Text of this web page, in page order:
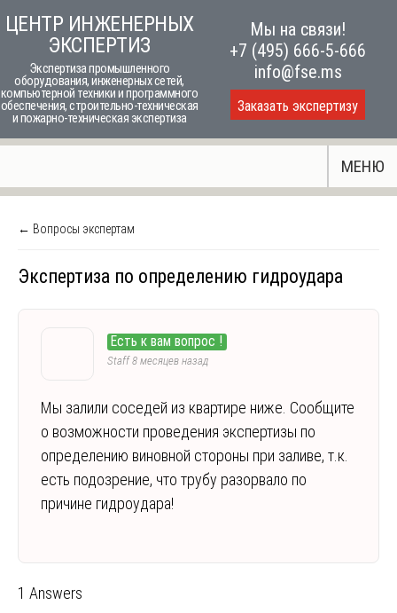
to
content
ЦЕНТР ИНЖЕНЕРНЫХ
ЭКСПЕРТИЗ
Экспертиза промышленного
оборудования, инженерных сетей,
компьютерной техники и программного
обеспечения, строительно-техническая
и пожарно-техническая экспертиза
Мы на связи!
+7 (495) 666-5-666
info@fse.ms
Заказать экспертизу
МЕНЮ
← Вопросы экспертам
Экспертиза по определению гидроудара
Есть к вам вопрос !
Staff8 месяцев назад
Мы залили соседей из квартире ниже. Сообщите
о возможности проведения экспертизы по
определению виновной стороны при заливе, т.к.
есть подозрение, что трубу разорвало по
причине гидроудара!
1 Answers